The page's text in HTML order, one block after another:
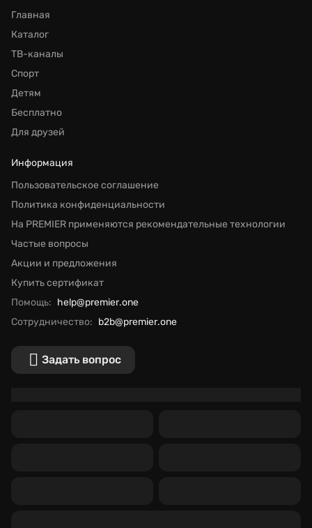
Главная
Каталог
ТВ-каналы
Спорт
Детям
Бесплатно
Для друзей
Информация
Пользовательское соглашение
Политика конфиденциальности
На PREMIER применяются рекомендательные технологии
Частые вопросы
Акции и предложения
Купить сертификат
Помощь: help@premier.one
Сотрудничество: b2b@premier.one
Задать вопрос